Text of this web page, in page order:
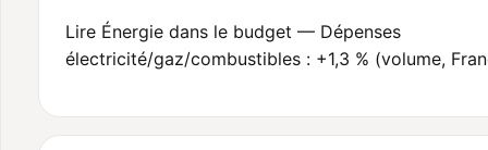
Lire Énergie dans le budget — Dépenses
électricité/gaz/combustibles : +1,3 % (volume,